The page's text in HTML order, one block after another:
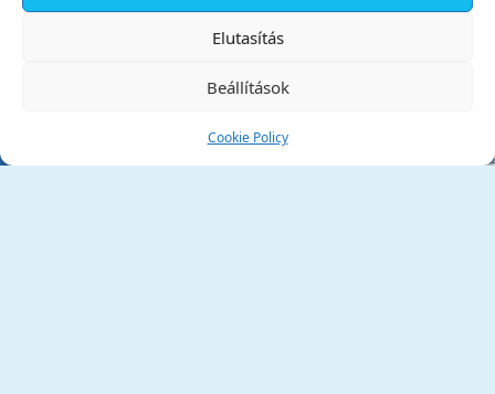
Elutasítás
Beállítások
Cookie Policy
Tata Város Önkormányzata
✕